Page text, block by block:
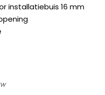
installatiebuis 16 mm